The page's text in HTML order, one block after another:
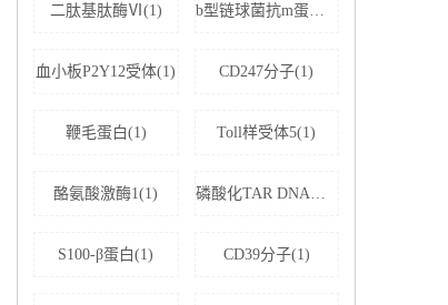
二肽基肽酶Ⅵ(1) b型链球菌抗m蛋白抗体(1)
血小板P2Y12受体(1) CD247分子(1)
鞭毛蛋白(1) Toll样受体5(1)
酪氨酸激酶1(1) 磷酸化TAR DNA结合蛋白43(1)
S100-β蛋白(1) CD39分子(1)